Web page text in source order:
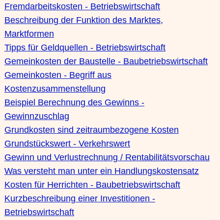
Fremdarbeitskosten - Betriebswirtschaft
Beschreibung der Funktion des Marktes,
Marktformen
Tipps für Geldquellen - Betriebswirtschaft
Gemeinkosten der Baustelle - Baubetriebswirtschaft
Gemeinkosten - Begriff aus
Kostenzusammenstellung
Beispiel Berechnung des Gewinns -
Gewinnzuschlag
Grundkosten sind zeitraumbezogene Kosten
Grundstückswert - Verkehrswert
Gewinn und Verlustrechnung / Rentabilitätsvorschau
Was versteht man unter ein Handlungskostensatz
Kosten für Herrichten - Baubetriebswirtschaft
Kurzbeschreibung einer Investitionen -
Betriebswirtschaft